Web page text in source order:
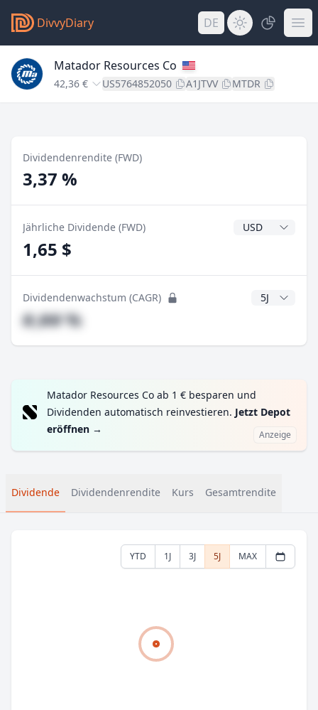
DivvyDiary DE
Matador Resources Co
42,36 € US5764852050 A1JTVV MTDR
Dividendenrendite (FWD)
3,37 %
Jährliche Dividende (FWD)
1,65 $
Dividendenwachstum (CAGR) CAGR Jahre
#,## %
Matador Resources Co ab 1 € besparen und
Dividenden automatisch reinvestieren. Jetzt Depot
eröffnen → Anzeige
Dividende Dividendenrendite Kurs Gesamtrendite
YTD 1J 3J 5J MAX